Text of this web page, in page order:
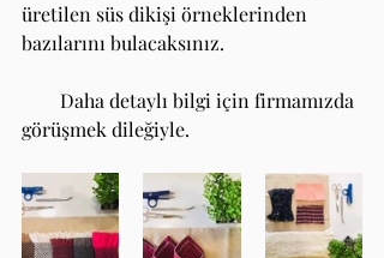
üretilen süs dikişi örneklerinden
bazılarını bulacaksınız.
görüşmek dileğiyle.